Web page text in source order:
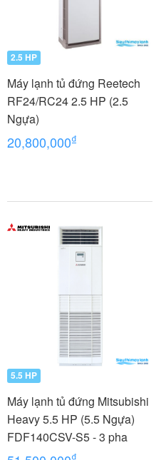
2.5 HP
Máy lạnh tủ đứng Reetech
RF24/RC24 2.5 HP (2.5
Ngựa)
20,800,000₫
5.5 HP
Máy lạnh tủ đứng Mitsubishi
Heavy 5.5 HP (5.5 Ngựa)
FDF140CSV-S5 - 3 pha
₫